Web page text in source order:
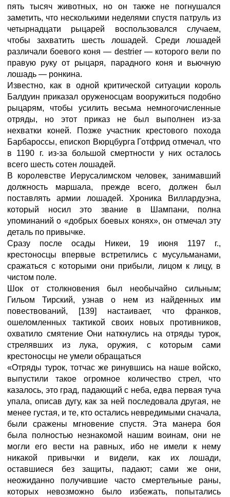
пять тысяч животных, но он также не погнушался
заметить, что несколькими неделями спустя патруль из
четырнадцати рыцарей воспользовался случаем,
чтобы захватить шесть лошадей. Среди лошадей
различали боевого коня — destrier — которого вели по
правую руку от рыцаря, парадного коня и вьючную
лошадь — ронкина.
Известно, как в одной критической ситуации король
Балдуин приказал оруженосцам вооружиться подобно
рыцарям, чтобы усилить весьма немногочисленные
отряды, но этот приказ не был выполнен из-за
нехватки коней. Позже участник крестового похода
Барбароссы, епископ Вюрцбурга Готфрид отмечал, что
в 1190 г. из-за большой смертности у них осталось
всего шесть сотен лошадей.
В королевстве Иерусалимском человек, занимавший
должность маршала, прежде всего, должен был
поставлять армии лошадей. Хроника Виллардуэна,
который носил это звание в Шампани, полна
упоминаний о «добрых боевых конях», он отмечал эту
деталь по привычке.
Сразу после осады Никеи, 19 июня 1197 г.,
крестоносцы впервые встретились с мусульманами,
сражаться с которыми они прибыли, лицом к лицу, в
чистом поле.
Шок от столкновения был необычайно сильным;
Гильом Тирский, узнав о нем из найденных им
повествований, [139] настаивает, что франков,
ошеломленных тактикой своих новых противников,
охватило смятение Они наткнулись на отряды турок,
стрелявших из лука, оружия, с которым сами
крестоносцы не умели обращаться
«Отряды турок, тотчас же ринувшись на наше войско,
выпустили такое огромное количество стрел, что
казалось, это град, падающий с неба, едва первая туча
упала, описав дугу, как за ней последовала другая, не
менее густая, и те, кто остались невредимыми сначала,
были сражены мгновение спустя. Эта манера боя
была полностью незнакомой нашим воинам, они не
могли его вести на равных, ибо не имели к нему
никакой привычки и видели, как их лошади,
оставшиеся без защиты, падают; сами же они,
неожиданно получившие часто смертельные раны,
которых невозможно было избежать, попытались